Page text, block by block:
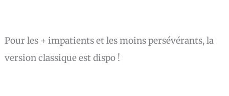
Pour les + impatients et les moins persévérants, la
version classique est dispo !